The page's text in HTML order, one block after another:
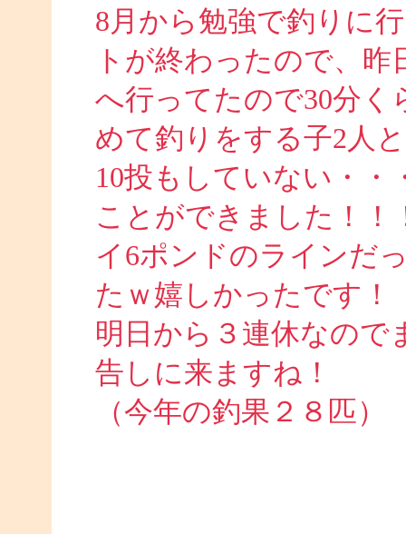
8月から勉強で釣りに
トが終わったので、
へ行ってたので30分
めて釣りをする子2人
10投もしていない・・
ことができました！
イ6ポンドのラインだ
たｗ嬉しかったです！
明日から３連休なので
告しに来ますね！
（今年の釣果２８匹）